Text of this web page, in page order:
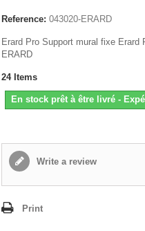
Reference: 043020-ERARD
Erard Pro Support mural fixe Erard
ERARD
24 Items
En stock prêt à être livré -
Write a review
Print